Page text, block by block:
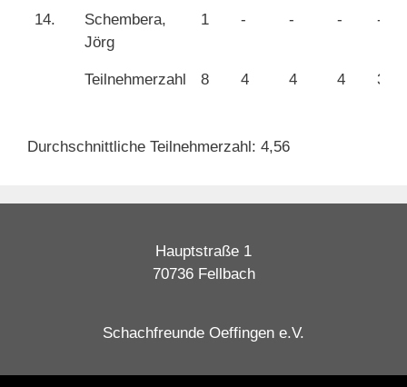
14.
Schembera,
Jörg
1 - - - -
Teilnehmerzahl 8 4 4 4 3
Durchschnittliche Teilnehmerzahl: 4,56
Hauptstraße 1
70736 Fellbach
Schachfreunde Oeffingen e.V.